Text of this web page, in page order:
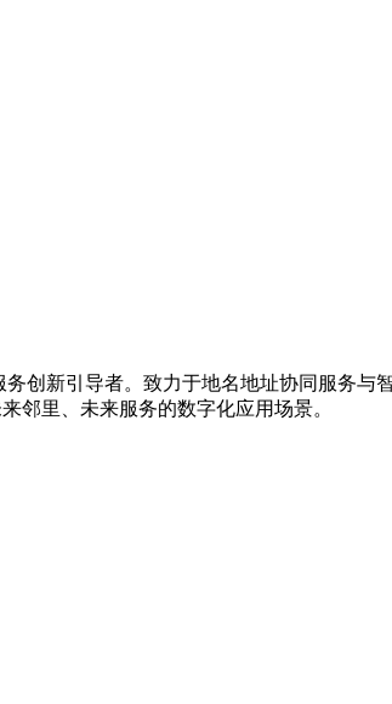
创新引导者。致力于地名地址协同服务与
邻里、未来服务的数字化应用场景。